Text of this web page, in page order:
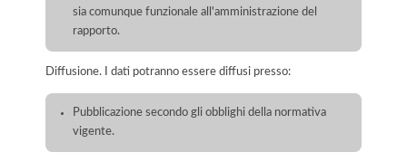
sia comunque funzionale all'amministrazione del
rapporto.
Diffusione. I dati potranno essere diffusi presso:
Pubblicazione secondo gli obblighi della normativa
vigente.